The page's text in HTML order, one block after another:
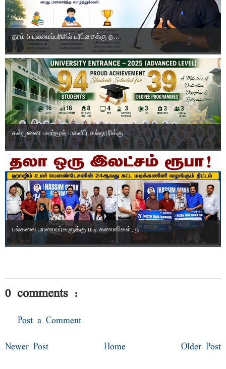
தரம் 5 புலமைப்பரிசில் பரீட்சைக்கு த...
கல்முனை மஹ்மூத் மகளிர் கல்லூரிக்கு...
பல்கலை மாணவர்களுக்கு மடி கணனிகள்; ந...
0 comments :
Post a Comment
Newer Post Older Post
Home